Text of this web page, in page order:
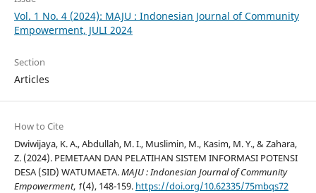
Vol. 1 No. 4 (2024): MAJU : Indonesian Journal of Community
Empowerment, JULI 2024
Section
Articles
How to Cite
Dwiwijaya, K. A., Abdullah, M. I., Muslimin, M., Kasim, M. Y., & Zahara,
Z. (2024). PEMETAAN DAN PELATIHAN SISTEM INFORMASI POTENSI
DESA (SID) WATUMAETA.MAJU : Indonesian Journal of Community
Empowerment, 1(4), 148-159. https://doi.org/10.62335/75mbqs72